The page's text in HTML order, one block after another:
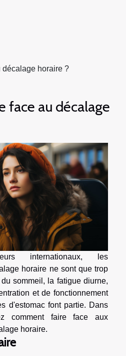
décalage horaire ?
face au décalage
internationaux, les
horaire ne sont que trop
sommeil, la fatigue diurne,
et de fonctionnement
d'estomac font partie. Dans
comment faire face aux
horaire.